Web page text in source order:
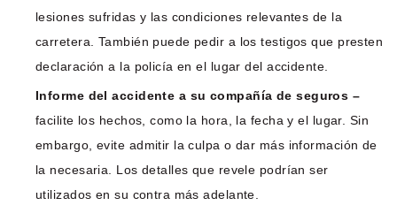
lesiones sufridas y las condiciones relevantes de la
carretera. También puede pedir a los testigos que presten
declaración a la policía en el lugar del accidente.
Informe del accidente a su compañía de seguros –
facilite los hechos, como la hora, la fecha y el lugar. Sin
embargo, evite admitir la culpa o dar más información de
la necesaria. Los detalles que revele podrían ser
utilizados en su contra más adelante.